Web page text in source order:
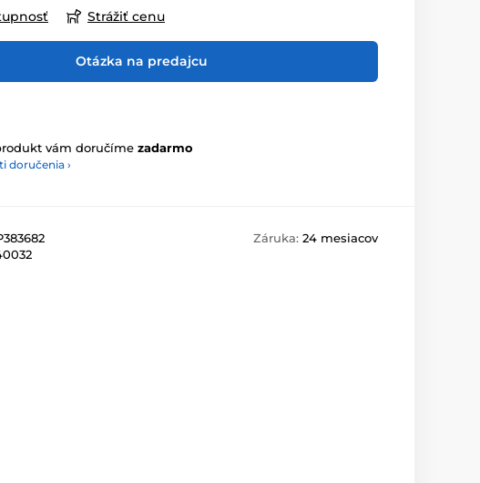
Strážiť cenu
Otázka na predajcu
vám doručíme zadarmo
doručenia ›
Záruka: 24 mesiacov